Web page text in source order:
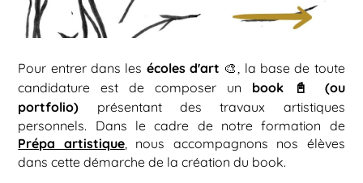
Pour entrer dans les écoles d'art 🎨, la base de toute
candidature est de composer un book 📓 (ou
portfolio) présentant des travaux artistiques
personnels. Dans le cadre de notre formation de
Prépa artistique, nous accompagnons nos élèves
dans cette démarche de la création du book.